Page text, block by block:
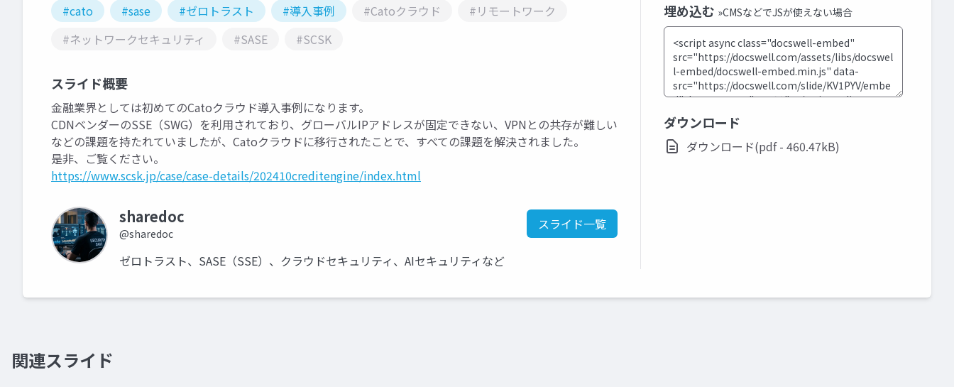
#cato #sase #ゼロトラスト #導入事例 #Catoクラウド
#リモートワーク
#ネットワークセキュリティ
#SASE #SCSK
スライド概要
金融業界としては初めてのCatoクラウド導入事例になります。
CDNベンダーのSSE（SWG）を利用されており、グローバルIPアドレスが固定できない、VPNとの共存が難しい
などの課題を持たれていましたが、Catoクラウドに移行されたことで、すべての課題を解決されました。
是非、ご覧ください。
https://www.scsk.jp/case/case-details/202410creditengine/index.html
sharedoc
@sharedoc
スライド一覧
ゼロトラスト、SASE（SSE）、クラウドセキュリティ、AIセキュリティなど
埋め込む »CMSなどでJSが使えない場合
ダウンロード
ダウンロード(pdf - 460.47kB)
関連スライド